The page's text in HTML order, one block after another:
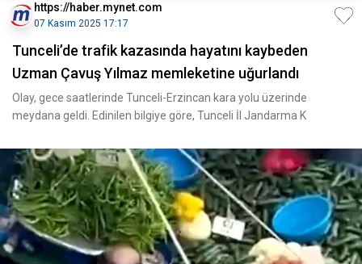
https://haber.mynet.com
07 Kasım 2025 17:17
Tunceli’de trafik kazasında hayatını kaybeden
Uzman Çavuş Yılmaz memleketine uğurlandı
Olay, gece saatlerinde Tunceli-Erzincan kara yolu üzerinde
meydana geldi. Edinilen bilgiye göre, Tunceli İl Jandarma K